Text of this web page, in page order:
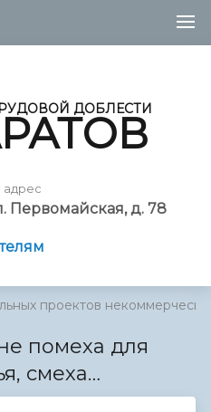
ДОБЛЕСТИ
Первомайская, д. 78
проектов некоммерческ...
помеха для
смеха…